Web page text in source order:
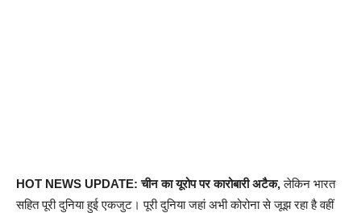
HOT NEWS UPDATE: चीन का यूरोप पर कारोबारी अटैक,लेकिन भारत
सहित पूरी दुनिया हुई एकजुट। पूरी दुनिया जहां अभी कोरोना से जूझ रहा है वहीं